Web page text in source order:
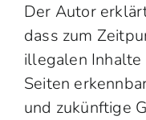
Der Autor
dass zum
illegalen Inhalte
Seiten
und zukünftige